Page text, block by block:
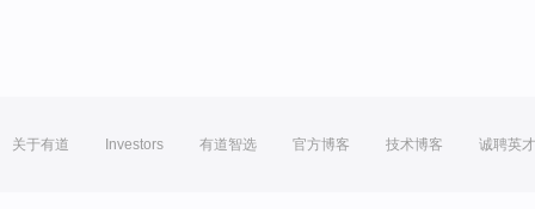
关于有道 Investors 有道智选 官方博客 技术博客 诚聘英才